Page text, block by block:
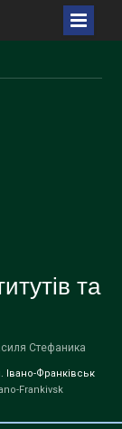
та
Стефаника
Франківськ
Frankivsk